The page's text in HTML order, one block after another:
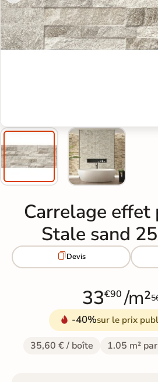
Carrelage effet
Stale sand
Devis
33€90 /m²
-40%sur le prix
35,60 € / boîte 1.05 m²